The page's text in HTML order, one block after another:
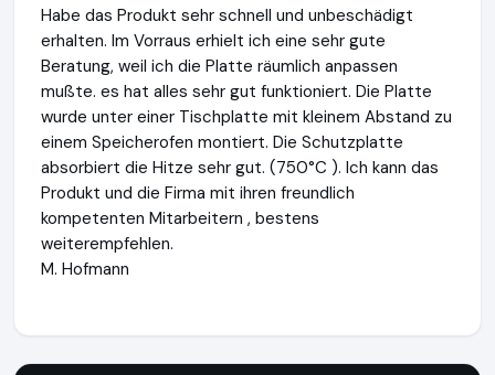
Habe das Produkt sehr schnell und unbeschädigt
erhalten. Im Vorraus erhielt ich eine sehr gute
Beratung, weil ich die Platte räumlich anpassen
mußte. es hat alles sehr gut funktioniert. Die Platte
wurde unter einer Tischplatte mit kleinem Abstand zu
einem Speicherofen montiert. Die Schutzplatte
absorbiert die Hitze sehr gut. (750°C ). Ich kann das
Produkt und die Firma mit ihren freundlich
kompetenten Mitarbeitern , bestens
weiterempfehlen.
M. Hofmann